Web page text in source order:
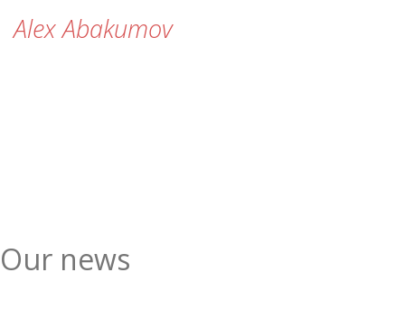
Alex Abakumov
Our news